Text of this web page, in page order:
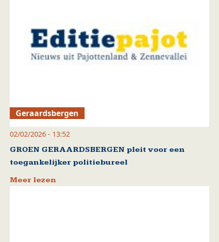
Geraardsbergen
02/02/2026 - 13:52
GROEN GERAARDSBERGEN pleit voor een
toegankelijker politiebureel
Meer lezen